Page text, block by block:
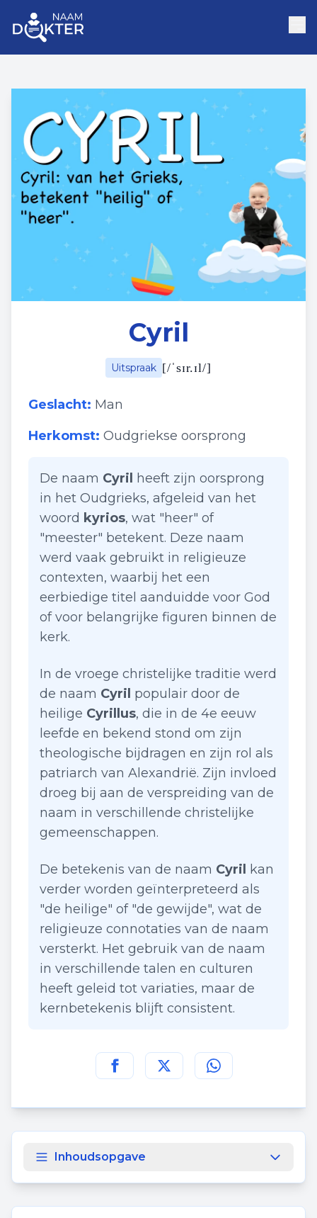
Cyril
Uitspraak [/ˈsɪr.ɪl/]
Geslacht: Man
Herkomst: Oudgriekse oorsprong
De naam Cyril
heeft zijn oorsprong
in het Oudgrieks, afgeleid van het
woord kyrios, wat "heer" of
"meester" betekent. Deze naam
werd vaak gebruikt in religieuze
contexten, waarbij het een
eerbiedige titel aanduidde voor God
of voor belangrijke figuren binnen de
kerk.
In de vroege christelijke traditie werd
de naam Cyril populair door de
heilige Cyrillus, die in de 4e eeuw
leefde en bekend stond om zijn
theologische bijdragen en zijn rol als
patriarch van Alexandrië. Zijn invloed
droeg bij aan de verspreiding van de
naam in verschillende christelijke
gemeenschappen.
De betekenis van de naam Cyril
kan
verder worden geïnterpreteerd als
"de heilige" of "de gewijde", wat de
religieuze connotaties van de naam
versterkt. Het gebruik van de naam
in verschillende talen en culturen
heeft geleid tot variaties, maar de
kernbetekenis blijft consistent.
Deel deze pagina op
Deel deze pagina op
Deel deze pagina
Inhoudsopgave